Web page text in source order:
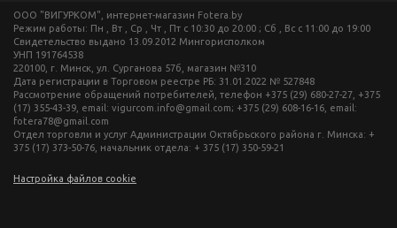
ООО "ВИГУРКОМ", интернет-магазин Fotera.by
Режим работы: Пн , Вт , Ср , Чт , Пт c 10:30 до 20:00 ; Сб , Вс c 11:00 до 19:00
Свидетельство выдано 13.09.2012 Мингорисполком
УНП 191764538
220100, г. Минск, ул. Сурганова 57б, магазин №310
Дата регистрации в Торговом реестре РБ: 31.01.2022 № 527848
Рассмотрение обращений потребителей, телефон +375 (29) 680-27-27, +375
(17) 355-43-39, email: vigurcom.info@gmail.com; +375 (29) 608-16-16, email:
fotera78@gmail.com
Отдел торговли и услуг Администрации Октябрьского района г. Минска: +
375 (17) 373-50-76, начальник отдела: + 375 (17) 350-59-21
Настройка файлов cookie